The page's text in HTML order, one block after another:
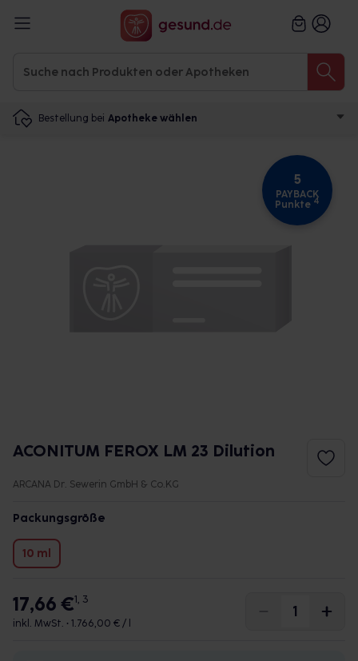
Bestellung bei Apotheke wählen
5
PAYBACK
Punkte 4
ACONITUM FEROX LM 23 Dilution
ARCANA Dr. Sewerin GmbH & Co.KG
Packungsgröße
10 ml
17,66 €1, 3
inkl. MwSt. • 1.766,00 € / l